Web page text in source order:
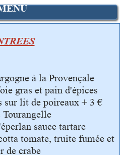
à la Provençale
gras et pain d'épices
sur lit de poireaux + 3 €
Tourangelle
sauce tartare
tomate, truite fumée et
de crabe